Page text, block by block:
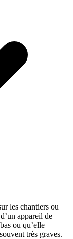
les chantiers ou
appareil de
ou qu’elle
très graves.